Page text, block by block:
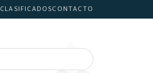
CLASIFICADOSCONTACTO